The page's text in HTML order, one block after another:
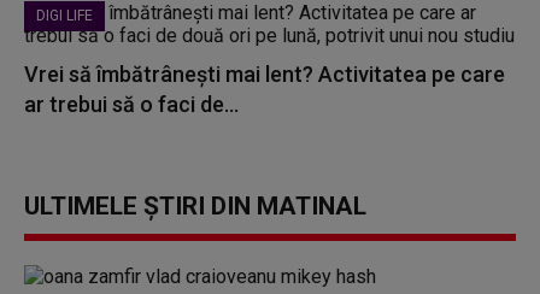
DIGI LIFE
Vrei să îmbătrânești mai lent? Activitatea pe care
ar trebui să o faci de...
ULTIMELE ȘTIRI DIN MATINAL